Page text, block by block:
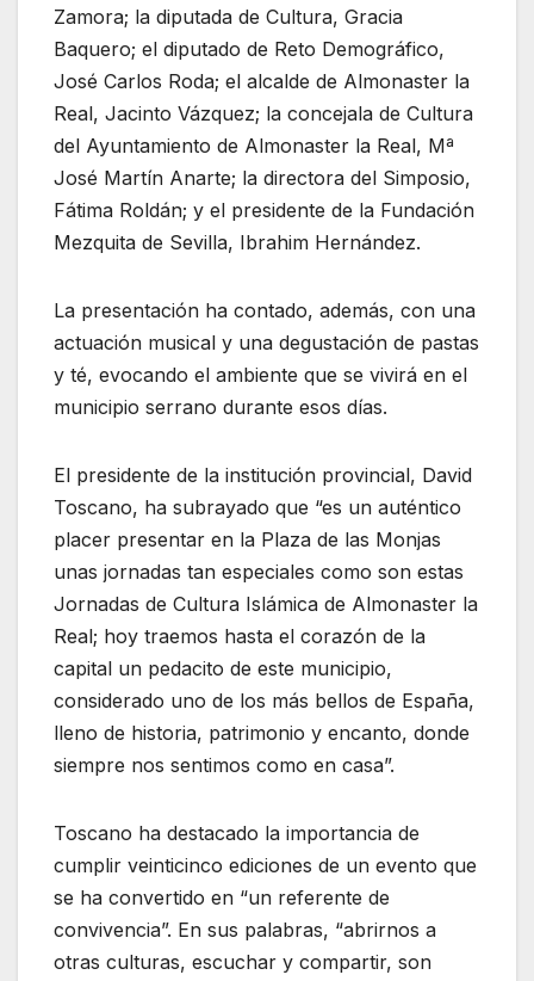
Zamora; la diputada de Cultura, Gracia
Baquero; el diputado de Reto Demográfico,
José Carlos Roda; el alcalde de Almonaster la
Real, Jacinto Vázquez; la concejala de Cultura
del Ayuntamiento de Almonaster la Real, Mª
José Martín Anarte; la directora del Simposio,
Fátima Roldán; y el presidente de la Fundación
Mezquita de Sevilla, Ibrahim Hernández.
La presentación ha contado, además, con una
actuación musical y una degustación de pastas
y té, evocando el ambiente que se vivirá en el
municipio serrano durante esos días.
El presidente de la institución provincial, David
Toscano, ha subrayado que “es un auténtico
placer presentar en la Plaza de las Monjas
unas jornadas tan especiales como son estas
Jornadas de Cultura Islámica de Almonaster la
Real; hoy traemos hasta el corazón de la
capital un pedacito de este municipio,
considerado uno de los más bellos de España,
lleno de historia, patrimonio y encanto, donde
siempre nos sentimos como en casa”.
Toscano ha destacado la importancia de
cumplir veinticinco ediciones de un evento que
se ha convertido en “un referente de
convivencia”. En sus palabras, “abrirnos a
otras culturas, escuchar y compartir, son